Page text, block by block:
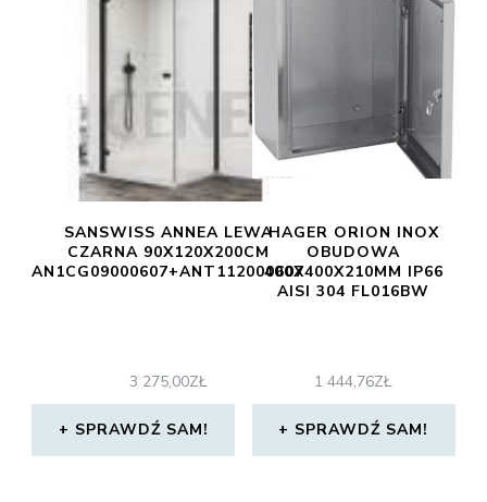
SANSWISS ANNEA LEWA
CZARNA 90X120X200CM
AN1CG09000607+ANT112000607
3 275,00ZŁ
SPRAWDŹ SAM!
HAGER ORION INOX
OBUDOWA
400X400X210MM IP66
AISI 304 FL016BW
1 444,76ZŁ
SPRAWDŹ SAM!